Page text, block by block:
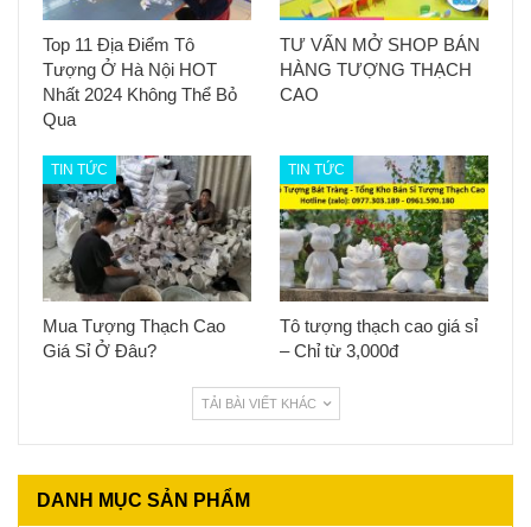
Top 11 Địa Điểm Tô
Tượng Ở Hà Nội HOT
Nhất 2024 Không Thể Bỏ
Qua
TƯ VẤN MỞ SHOP BÁN
HÀNG TƯỢNG THẠCH
CAO
TIN TỨC
Mua Tượng Thạch Cao
Giá Sỉ Ở Đâu?
TIN TỨC
Tô tượng thạch cao giá sỉ
– Chỉ từ 3,000đ
TẢI BÀI VIẾT KHÁC
DANH MỤC SẢN PHẨM